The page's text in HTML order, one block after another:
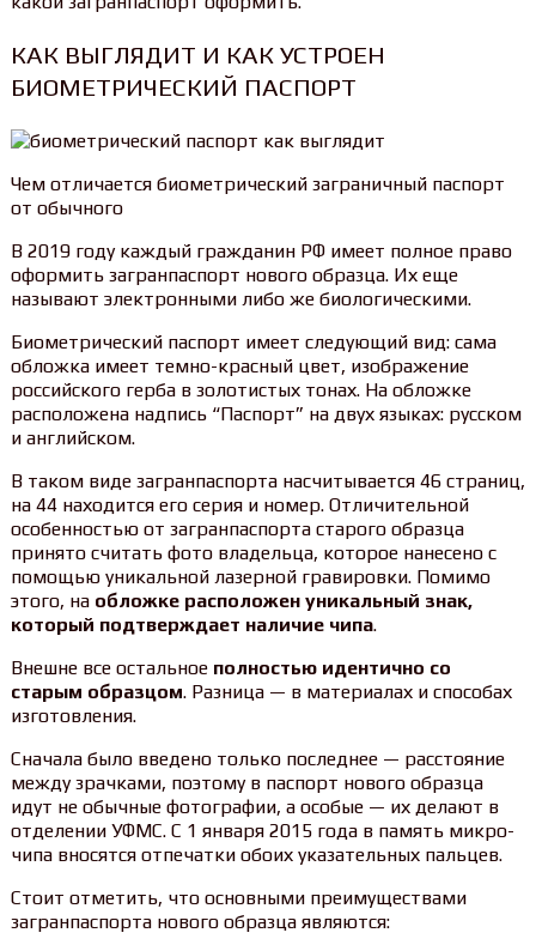
КАК ВЫГЛЯДИТ И КАК УСТРОЕН
БИОМЕТРИЧЕСКИЙ ПАСПОРТ
Чем отличается биометрический заграничный паспорт
от обычного
В 2019 году каждый гражданин РФ имеет полное право
оформить загранпаспорт нового образца. Их еще
называют электронными либо же биологическими.
Биометрический паспорт имеет следующий вид: сама
обложка имеет темно-красный цвет, изображение
российского герба в золотистых тонах. На обложке
расположена надпись “Паспорт” на двух языках: русском
и английском.
В таком виде загранпаспорта насчитывается 46 страниц,
на 44 находится его серия и номер. Отличительной
особенностью от загранпаспорта старого образца
принято считать фото владельца, которое нанесено с
помощью уникальной лазерной гравировки. Помимо
этого, на обложке расположен уникальный знак,
который подтверждает наличие чипа.
Внешне все остальное полностью идентично со
старым образцом. Разница — в материалах и способах
изготовления.
Сначала было введено только последнее — расстояние
между зрачками, поэтому в паспорт нового образца
идут не обычные фотографии, а особые — их делают в
отделении УФМС. С 1 января 2015 года в память микро-
чипа вносятся отпечатки обоих указательных пальцев.
Стоит отметить, что основными преимуществами
загранпаспорта нового образца являются: